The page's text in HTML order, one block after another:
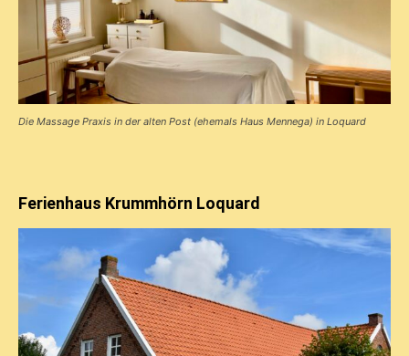
Die Massage Praxis in der alten Post (ehemals Haus Mennega) in Loquard
Ferienhaus Krummhörn Loquard